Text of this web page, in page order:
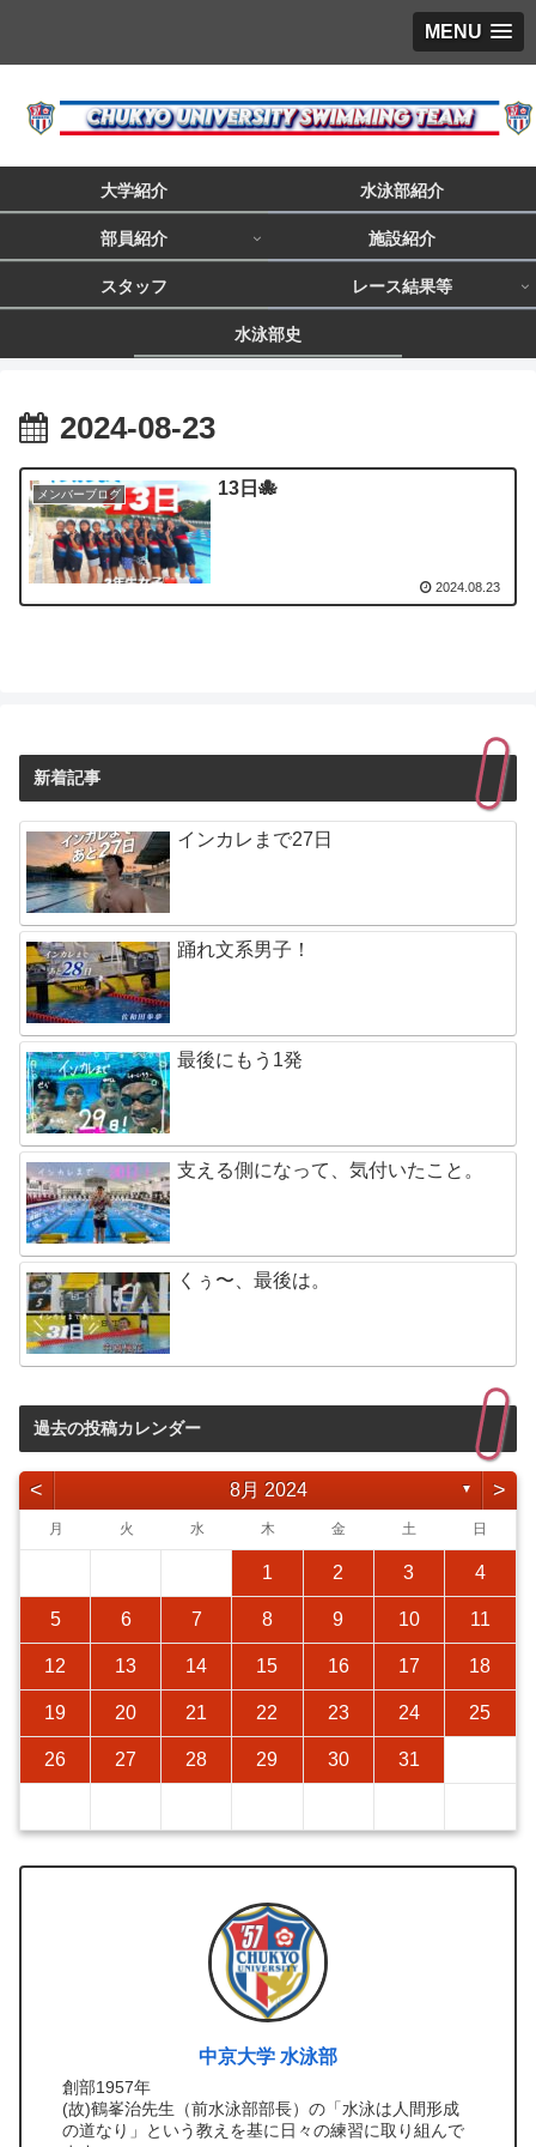
MENU
大学紹介 水泳部紹介
部員紹介 施設紹介
スタッフ レース結果等
水泳部史
2024-08-23
メンバーブログ 13日🐙
2024.08.23
新着記事
インカレまで27日
踊れ文系男子！
最後にもう1発
支える側になって、気付いたこと。
くぅ〜、最後は。
過去の投稿カレンダー
< 8月 2024 ▼ >
月 火 水 木 金 土 日
1 2 3 4
5 6 7 8 9 10 11
12 13 14 15 16 17 18
19 20 21 22 23 24 25
26 27 28 29 30 31
中京大学 水泳部
創部1957年
(故)鶴峯治先生（前水泳部部長）の「水泳は人間形成
の道なり」という教えを基に日々の練習に取り組んで